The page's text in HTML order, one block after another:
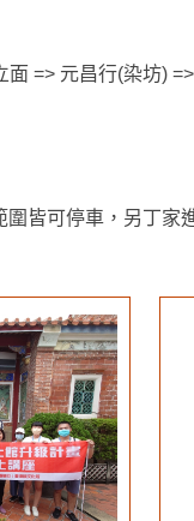
=> 元昌行(染坊)
皆可停車，另丁家